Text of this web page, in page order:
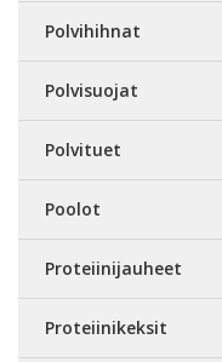
Polvihihnat
Polvisuojat
Polvituet
Poolot
Proteiinijauheet
Proteiinikeksit